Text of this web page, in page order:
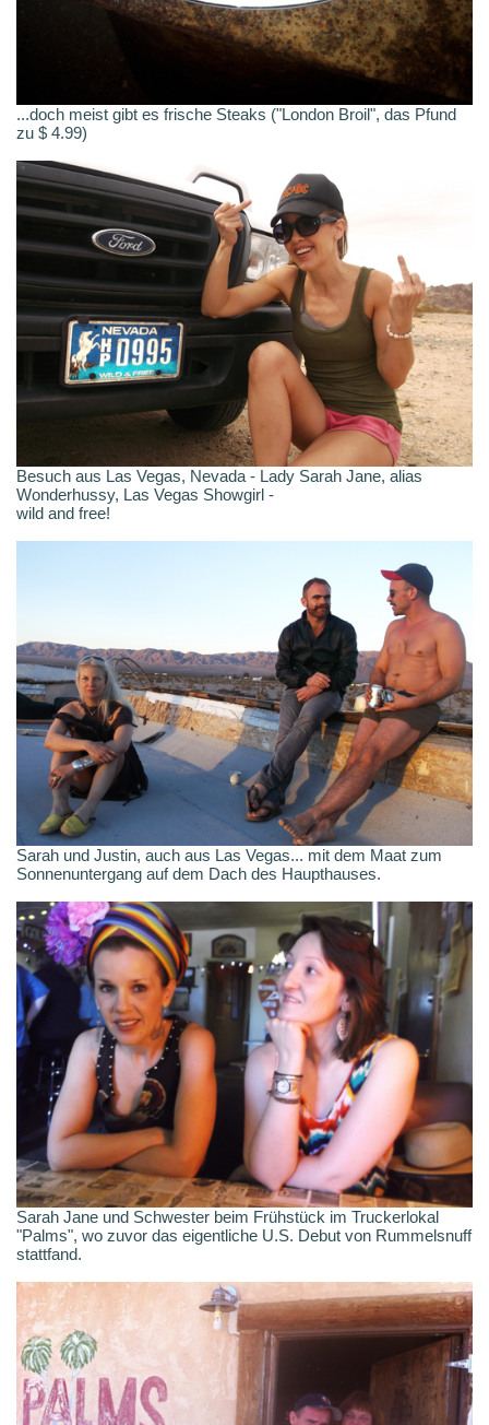
...doch meist gibt es frische Steaks ("London Broil", das Pfund
zu $ 4.99)
Besuch aus Las Vegas, Nevada - Lady Sarah Jane, alias
Wonderhussy, Las Vegas Showgirl -
wild and free!
Sarah und Justin, auch aus Las Vegas... mit dem Maat zum
Sonnenuntergang auf dem Dach des Haupthauses.
Sarah Jane und Schwester beim Frühstück im Truckerlokal
"Palms", wo zuvor das eigentliche U.S. Debut von Rummelsnuff
stattfand.